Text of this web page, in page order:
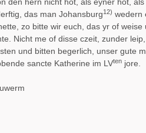
das man Johansburg12) wedern
zo bitte wir euch, das yr of
Nicht me of disse czeit, zunder
und bitten begerlich, unser gute
sancte Katherine im LVten jore.